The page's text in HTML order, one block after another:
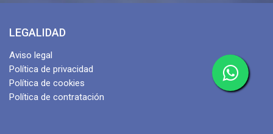
LEGALIDAD
Aviso legal
Política de privacidad
Política de cookies
Política de contratación